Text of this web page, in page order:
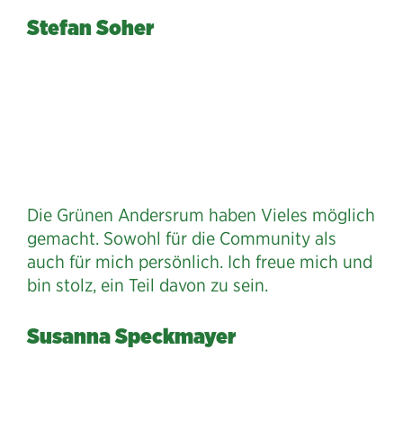
Stefan Soher
Die Grünen Andersrum haben Vieles möglich
gemacht. Sowohl für die Community als
auch für mich persönlich. Ich freue mich und
bin stolz, ein Teil davon zu sein.
Susanna Speckmayer